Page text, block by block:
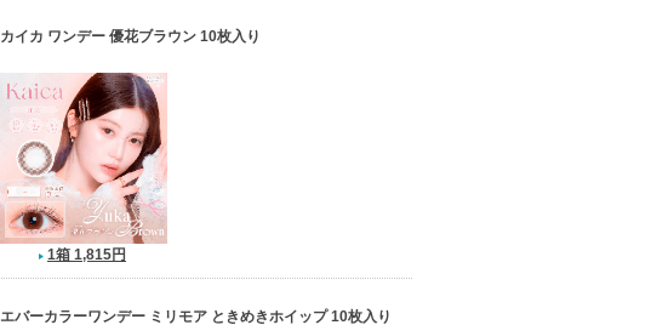
カイカ ワンデー 優花ブラウン 10枚入り
1箱 1,815円
エバーカラーワンデー ミリモア ときめきホイップ 10枚入り